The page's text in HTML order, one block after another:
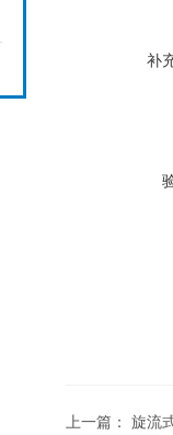
补
上一篇： 旋流